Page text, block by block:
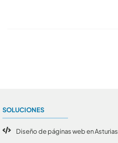
SOLUCIONES
Diseño de páginas web en Asturias